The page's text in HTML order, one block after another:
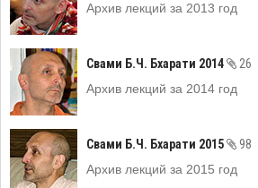
Архив лекций за 2013 год
Свами Б.Ч. Бхарати 2014
26
Архив лекций за 2014 год
Свами Б.Ч. Бхарати 2015
98
Архив лекций за 2015 год